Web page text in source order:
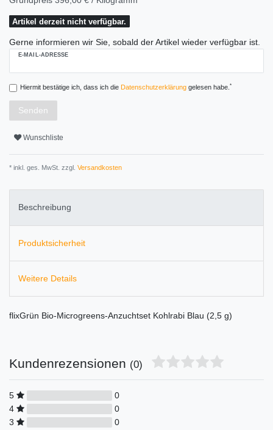
Artikel derzeit nicht verfügbar.
Gerne informieren wir Sie, sobald der Artikel wieder verfügbar ist.
E-MAIL-ADRESSE
Hiermit bestätige ich, dass ich die Daten­schutz­erklärunggelesen habe. *
Senden
Wunschliste
* inkl. ges. MwSt. zzgl. Versandkosten
Beschreibung
Produktsicherheit
Weitere Details
flixGrün Bio-Microgreens-Anzuchtset Kohlrabi Blau (2,5 g)
Kundenrezensionen (0)
5
0
4
0
3
0